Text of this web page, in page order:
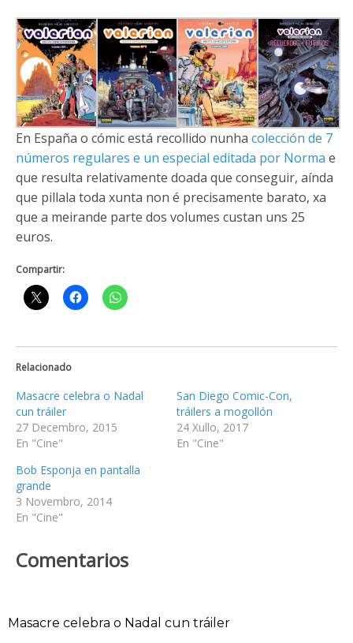
En España o cómic está recollido nunha colección de 7
números regulares e un especial editada por Norma e
que resulta relativamente doada que conseguir, aínda
que pillala toda xunta non é precisamente barato, xa
que a meirande parte dos volumes custan uns 25
euros.
Compartir:
Relacionado
Masacre celebra o Nadal
cun tráiler
27 Decembro, 2015
En "Cine"
San Diego Comic-Con,
tráilers a mogollón
24 Xullo, 2017
En "Cine"
Bob Esponja en pantalla
grande
3 Novembro, 2014
En "Cine"
Comentarios
Masacre celebra o Nadal cun tráiler